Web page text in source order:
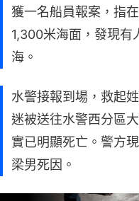
獲一名船員報案，指
1,300米海面，發現有
海。
水警接報到場，救起
迷被送往水警西分區
實已明顯死亡。警方
梁男死因。